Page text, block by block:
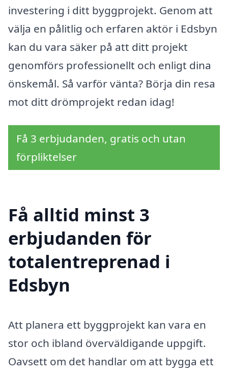
investering i ditt byggprojekt. Genom att
välja en pålitlig och erfaren aktör i Edsbyn
kan du vara säker på att ditt projekt
genomförs professionellt och enligt dina
önskemål. Så varför vänta? Börja din resa
mot ditt drömprojekt redan idag!
Få 3 erbjudanden, gratis och utan
förpliktelser
Få alltid minst 3
erbjudanden för
totalentreprenad i
Edsbyn
Att planera ett byggprojekt kan vara en
stor och ibland överväldigande uppgift.
Oavsett om det handlar om att bygga ett